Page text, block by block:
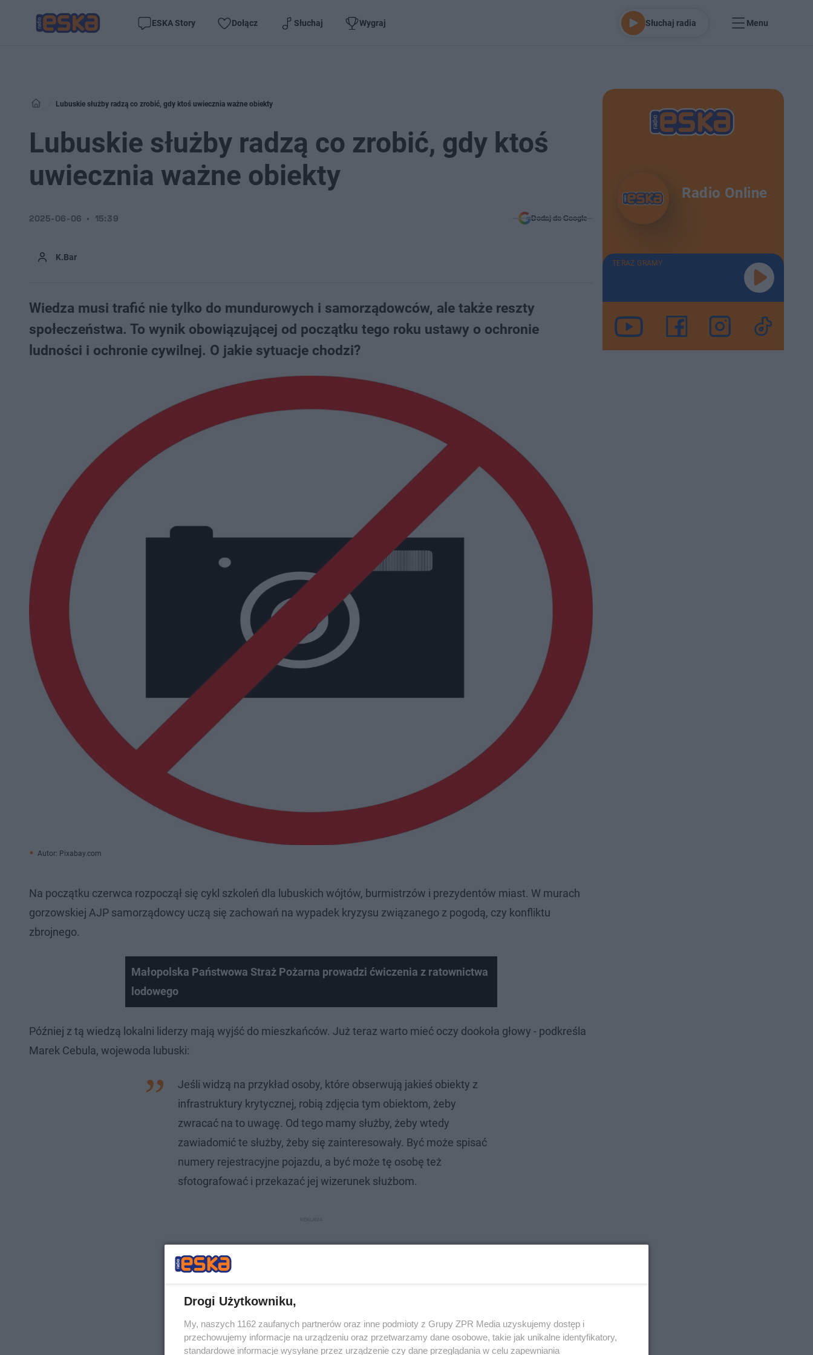
ESKA Story Dołącz Słuchaj Wygraj Słuchaj radia Menu
Lubuskie służby radzą co zrobić, gdy ktoś uwiecznia ważne obiekty
Lubuskie służby radzą co zrobić, gdy ktoś
uwiecznia ważne obiekty
K.Bar
2025-06-06 15:39 Dodaj do Google
Wiedza musi trafić nie tylko do mundurowych i samorządowców, ale także reszty
społeczeństwa. To wynik obowiązującej od początku tego roku ustawy o ochronie
ludności i ochronie cywilnej. O jakie sytuacje chodzi?
Autor: Pixabay.com
Na początku czerwca rozpoczął się cykl szkoleń dla lubuskich wójtów, burmistrzów i prezydentów miast. W murach
gorzowskiej AJP samorządowcy uczą się zachowań na wypadek kryzysu związanego z pogodą, czy konfliktu
zbrojnego.
Małopolska Państwowa Straż Pożarna prowadzi ćwiczenia z ratownictwa
lodowego
Później z tą wiedzą lokalni liderzy mają wyjść do mieszkańców. Już teraz warto mieć oczy dookoła głowy - podkreśla
Marek Cebula, wojewoda lubuski:
Jeśli widzą na przykład osoby, które obserwują jakieś obiekty z
infrastruktury krytycznej, robią zdjęcia tym obiektom, żeby
zwracać na to uwagę. Od tego mamy służby, żeby wtedy
zawiadomić te służby, żeby się zainteresowały. Być może spisać
numery rejestracyjne pojazdu, a być może tę osobę też
sfotografować i przekazać jej wizerunek służbom.
Radio Online
TERAZ GRAMY
Drogi Użytkowniku,
My, naszych 1162 zaufanych partnerów oraz inne podmioty z Grupy ZPR Media uzyskujemy dostęp i
przechowujemy informacje na urządzeniu oraz przetwarzamy dane osobowe, takie jak unikalne identyfikatory,
standardowe informacje wysyłane przez urządzenie czy dane przeglądania w celu zapewniania